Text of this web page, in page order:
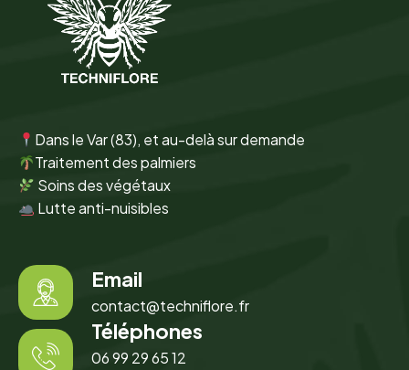
Dans le Var (83), et au-delà sur demande
Traitement des palmiers
Soins des végétaux
Lutte anti-nuisibles
Email
contact@techniflore.fr
Téléphones
06 99 29 65 12